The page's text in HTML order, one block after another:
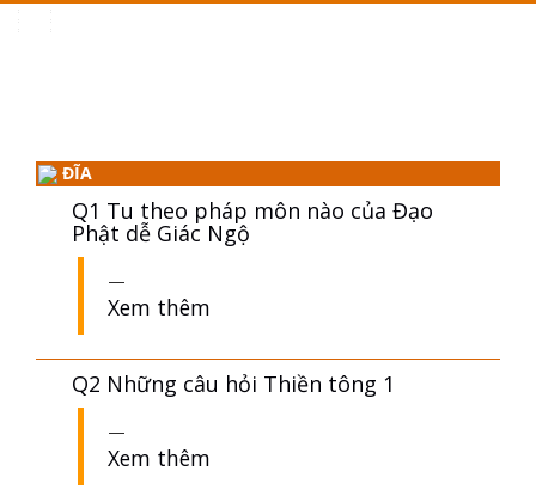
ĐĨA
Q1 Tu theo pháp môn nào của Đạo
Phật dễ Giác Ngộ
Xem thêm
Q2 Những câu hỏi Thiền tông 1
Xem thêm